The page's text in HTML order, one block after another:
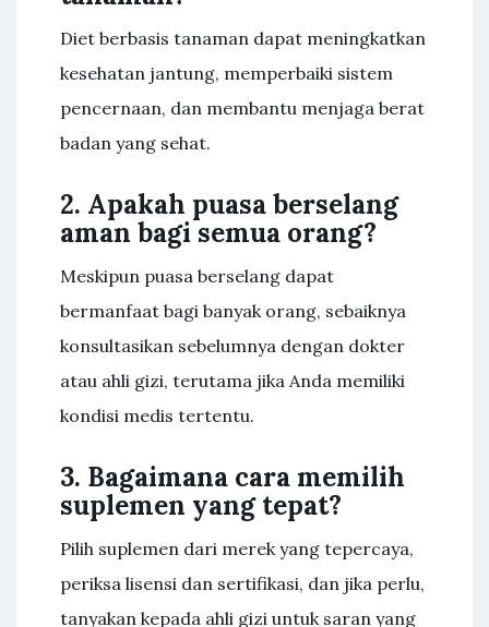
Diet berbasis tanaman dapat meningkatkan
kesehatan jantung, memperbaiki sistem
pencernaan, dan membantu menjaga berat
badan yang sehat.
2. Apakah puasa berselang
aman bagi semua orang?
Meskipun puasa berselang dapat
bermanfaat bagi banyak orang, sebaiknya
konsultasikan sebelumnya dengan dokter
atau ahli gizi, terutama jika Anda memiliki
kondisi medis tertentu.
3. Bagaimana cara memilih
suplemen yang tepat?
Pilih suplemen dari merek yang tepercaya,
periksa lisensi dan sertifikasi, dan jika perlu,
tanyakan kepada ahli gizi untuk saran yang